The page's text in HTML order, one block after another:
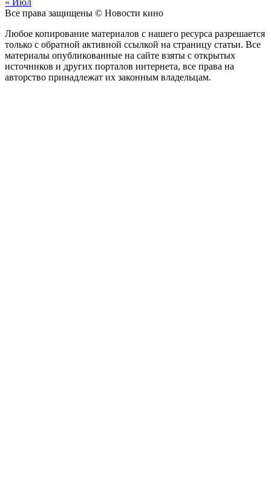
Все права защищены © Новости кино
Любое копирование материалов с нашего ресурса разрешается
только с обратной активной ссылкой на страницу статьи. Все
материалы опубликованные на сайте взяты с открытых
источников и других порталов интернета, все права на
авторство принадлежат их законным владельцам.